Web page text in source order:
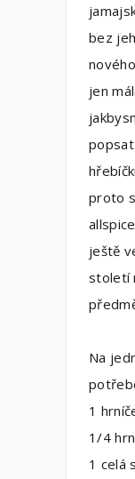
bez
jen
proto
ještě
století
Na
1
1/4
1 celá